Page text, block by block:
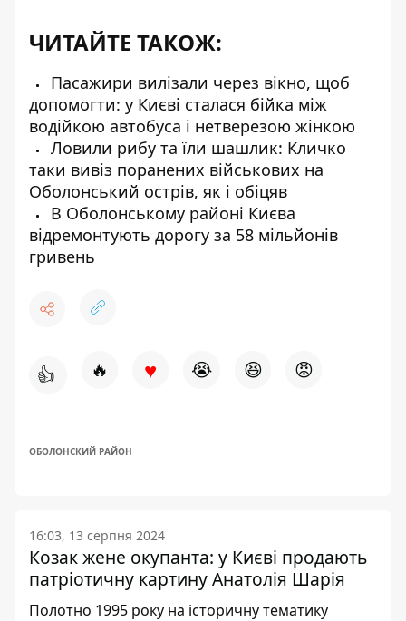
ЧИТАЙТЕ ТАКОЖ:
Пасажири вилізали через вікно, щоб
допомогти: у Києві сталася бійка між
водійкою автобуса і нетверезою жінкою
Ловили рибу та їли шашлик: Кличко
таки вивіз поранених військових на
Оболонський острів, як і обіцяв
В Оболонському районі Києва
відремонтують дорогу за 58 мільйонів
гривень
👍 🔥 ♥ 😭 😆 😡
ОБОЛОНСКИЙ РАЙОН
16:03, 13 серпня 2024
Козак жене окупанта: у Києві продають
патріотичну картину Анатолія Шарія
Полотно 1995 року на історичну тематику